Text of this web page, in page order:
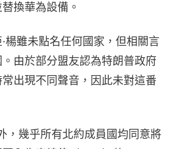
換華為設備。
楊雖未點名任何國家，但相關言
由於部分盟友認為特朗普政府
出現不同聲音，因此未對這番
，幾乎所有北約成員國均同意將